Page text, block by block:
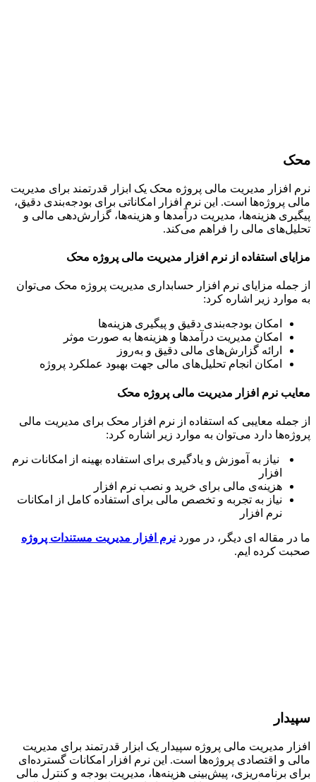
مدیریت مالی پروژه محک یک ابزار قدرتمند برای مدیریت
پروژه‌ها است. این نرم افزار امکاناتی برای بودجه‌بندی دقیق،
هزینه‌ها، مدیریت درآمدها و هزینه‌ها، گزارش‌دهی مالی و
مالی را فراهم می‌کند.
استفاده از نرم افزار مدیریت مالی پروژه محک
مزایای نرم افزار حسابداری مدیریت پروژه محک می‌توان
زیر اشاره کرد:
امکان بودجه‌بندی دقیق و پیگیری هزینه‌ها
امکان مدیریت درآمدها و هزینه‌ها به صورت موثر
ارائه گزارش‌های مالی دقیق و به‌روز
امکان انجام تحلیل‌های مالی جهت بهبود عملکرد پروژه
نرم افزار مدیریت مالی پروژه محک
معایبی که استفاده از نرم افزار محک برای مدیریت مالی
دارد می‌توان به موارد زیر اشاره کرد:
نیاز به آموزش و یادگیری برای استفاده بهینه از امکانات نرم
هزینه‌ی مالی برای خرید و نصب نرم افزار
نیاز به تجربه و تخصص مالی برای استفاده کامل از امکانات
نرم افزار
مقاله ای دیگر، در موردنرم افزار مدیریت مستندات پروژه
کرده ایم.
مدیریت مالی پروژه سپیدار یک ابزار قدرتمند برای مدیریت
و اقتصادی پروژه‌ها است. این نرم افزار امکانات گسترده‌ای
برنامه‌ریزی، پیش‌بینی هزینه‌ها، مدیریت بودجه و کنترل مالی